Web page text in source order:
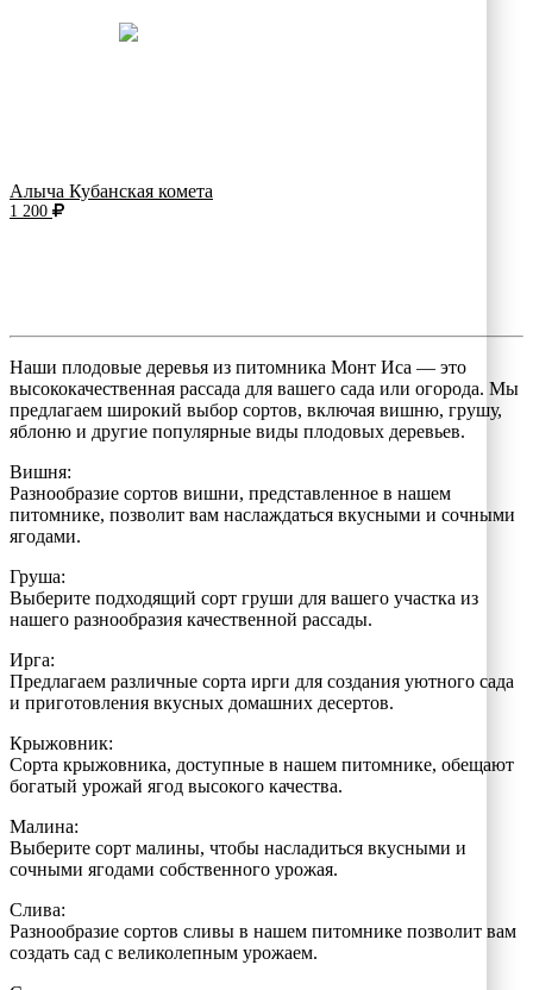
Алыча Кубанская комета
1 200
Наши плодовые деревья из питомника Монт Иса — это
высококачественная рассада для вашего сада или огорода. Мы
предлагаем широкий выбор сортов, включая вишню, грушу,
яблоню и другие популярные виды плодовых деревьев.
Вишня:
Разнообразие сортов вишни, представленное в нашем
питомнике, позволит вам наслаждаться вкусными и сочными
ягодами.
Груша:
Выберите подходящий сорт груши для вашего участка из
нашего разнообразия качественной рассады.
Ирга:
Предлагаем различные сорта ирги для создания уютного сада
и приготовления вкусных домашних десертов.
Крыжовник:
Сорта крыжовника, доступные в нашем питомнике, обещают
богатый урожай ягод высокого качества.
Малина:
Выберите сорт малины, чтобы насладиться вкусными и
сочными ягодами собственного урожая.
Слива:
Разнообразие сортов сливы в нашем питомнике позволит вам
создать сад с великолепным урожаем.